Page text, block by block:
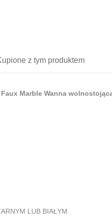
z tym produktem
Marble Wanna
LUB BIAŁYM